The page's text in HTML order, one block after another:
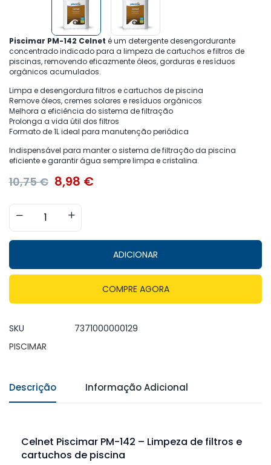
Piscimar PM-142 Celnet é um detergente desengordurante
concentrado indicado para a limpeza de cartuchos e filtros de
piscinas, removendo eficazmente óleos, gorduras e resíduos
orgânicos acumulados.
Limpa e desengordura filtros e cartuchos de piscina
Remove óleos, cremes solares e resíduos orgânicos
Melhora a eficiência do sistema de filtração
Prolonga a vida útil dos filtros
Formato de 1L ideal para manutenção periódica
Indispensável para manter o sistema de filtração da piscina
eficiente e garantir água sempre limpa e cristalina.
10,75€ 8,98 €
ADICIONAR
COMPRE AGORA
SKU
7371000000129
PISCIMAR
Descrição Informação Adicional
Celnet Piscimar PM-142 – Limpeza de filtros e
cartuchos de piscina